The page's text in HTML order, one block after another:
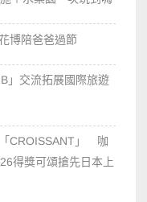
博陪爸爸過節
」交流拓展國際旅遊
CROISSANT」 咖
得獎可頌搶先日本上